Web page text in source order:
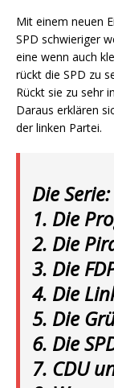
Mit einem neuen
SPD schwieriger
eine wenn auch
rückt die SPD zu
Rückt sie zu sehr
Daraus erklären
der linken Partei.
Die Serie:
1. Die
2. Die
3. Die
4. Die
5. Die
6. Die
7. CDU